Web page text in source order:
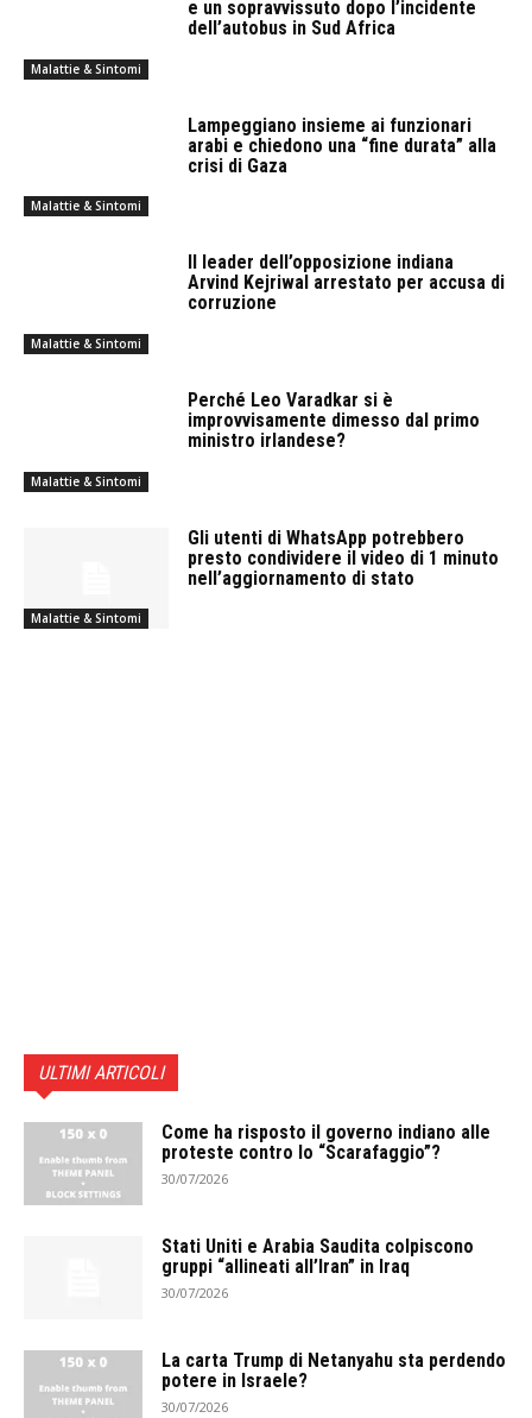
Malattie & Sintomi
e un sopravvissuto dopo l’incidente
dell’autobus in Sud Africa
Malattie & Sintomi
Lampeggiano insieme ai funzionari
arabi e chiedono una “fine durata” alla
crisi di Gaza
Malattie & Sintomi
Il leader dell’opposizione indiana
Arvind Kejriwal arrestato per accusa di
corruzione
Malattie & Sintomi
Perché Leo Varadkar si è
improvvisamente dimesso dal primo
ministro irlandese?
Malattie & Sintomi
Gli utenti di WhatsApp potrebbero
presto condividere il video di 1 minuto
nell’aggiornamento di stato
ULTIMI ARTICOLI
Come ha risposto il governo indiano alle
proteste contro lo “Scarafaggio”?
30/07/2026
Stati Uniti e Arabia Saudita colpiscono
gruppi “allineati all’Iran” in Iraq
30/07/2026
La carta Trump di Netanyahu sta perdendo
potere in Israele?
30/07/2026